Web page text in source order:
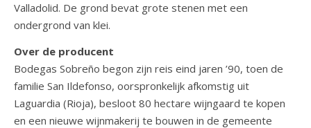
Valladolid. De grond bevat grote stenen met een
ondergrond van klei.
Over de producent
Bodegas Sobreño begon zijn reis eind jaren ’90, toen de
familie San Ildefonso, oorspronkelijk afkomstig uit
Laguardia (Rioja), besloot 80 hectare wijngaard te kopen
en een nieuwe wijnmakerij te bouwen in de gemeente